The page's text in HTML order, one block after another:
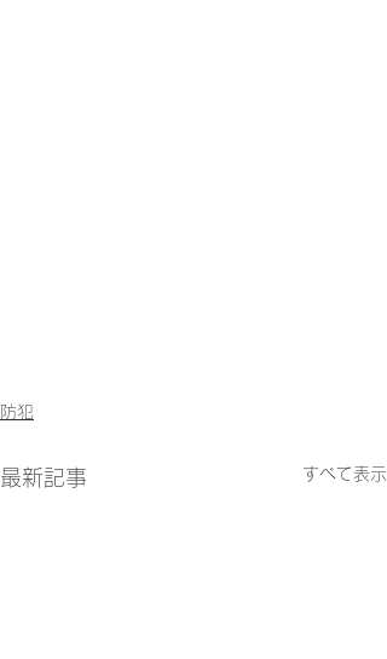
防犯
最新記事 すべて表示